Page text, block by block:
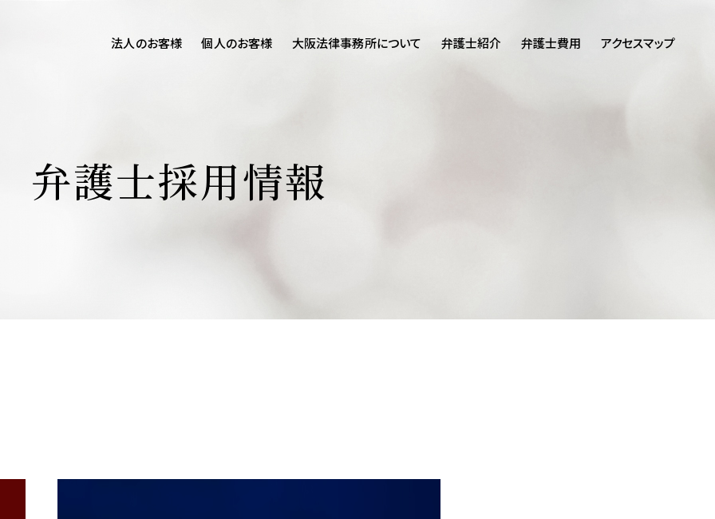
法人のお客様
支援相談サイト
個人のお客様
離婚問題 刑事事件
大阪法律事務所について 弁護士紹介 弁護士費用 アクセスマップ
弁護士採用情報